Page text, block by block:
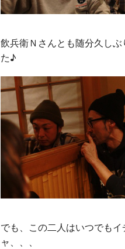
飲兵衛Ｎさんとも随分久しぶ
た♪
でも、この二人はいつでもイ
ャ、、、